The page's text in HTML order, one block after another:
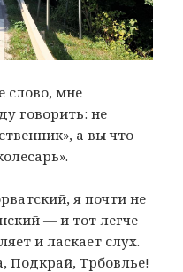
слово, мне
говорить: не
а вы что
я почти не
— и тот легче
и ласкает слух.
Подкрай, Трбовлье!